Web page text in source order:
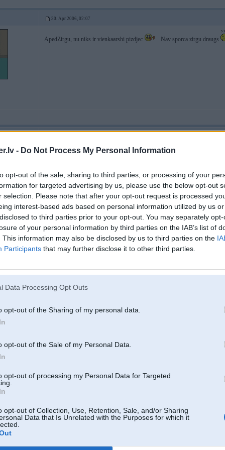
- Do Not Process My Personal Information
opt-out of the sale, sharing to third parties, or processing of your
for targeted advertising by us, please use the below opt-out
selection. Please note that after your opt-out request is processed
interest-based ads based on personal information utilized by us
to third parties prior to your opt-out. You may separately
of your personal information by third parties on the IAB’s list of
This information may also be disclosed by us to third parties on the
Participants that may further disclose it to other third parties.
Data Processing Opt Outs
opt-out of the Sharing of my personal data.
opt-out of the Sale of my Personal Data.
opt-out of processing my Personal Data for Targeted
opt-out of Collection, Use, Retention, Sale, and/or Sharing
Data that Is Unrelated with the Purposes for which it
30. Apr 2006, 02:07
ApedZirgu, nu niks ir vienkaarshi pizdjec Nav sporca zirgu draugs
Visiem e30 325 t.i. M20B25 akumulators ir bagažniekā, ja nav tad pārlikts
Vizuāli atšķirt sarežģīti pietiekoši, tā uz sitienu tikai pēc lielāka ieplūdes
Braukt ir priex[ This message was edited by: GirtzB on 2006-04-30 08:09 ]
-----------------
Braukt ir priex.
Tikai R6, S54B32 + 2JZ-GE
e21
Kā jau te minēja, tad atšķirt var pēc ieplūdes kolektora lieluma, kā arī pēc
tilpums. (vismaz m20b25 tā ir) Tad vēl pēc spruslu krāsas. m20b25 tās ir
30. Apr 2006, 10:41
ja motors ir masina tad 2,5 ir akis bagaznieka un tosola patroboks